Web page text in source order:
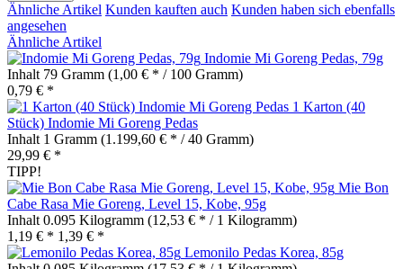
Ähnliche Artikel Kunden kauften auch Kunden haben sich ebenfalls
angesehen
Ähnliche Artikel
Indomie Mi Goreng Pedas, 79g
Inhalt 79 Gramm (1,00 € * / 100 Gramm)
0,79 € *
1 Karton (40
Stück) Indomie Mi Goreng Pedas
Inhalt 1 Gramm (1.199,60 € * / 40 Gramm)
29,99 € *
TIPP!
Mie Bon
Cabe Rasa Mie Goreng, Level 15, Kobe, 95g
Inhalt 0.095 Kilogramm (12,53 € * / 1 Kilogramm)
1,19 € * 1,39 € *
Lemonilo Pedas Korea, 85g